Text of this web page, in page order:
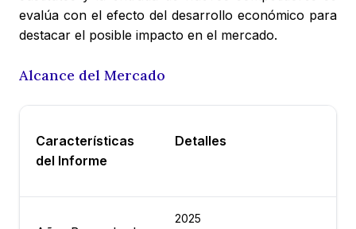
evalúa con el efecto del desarrollo económico para
destacar el posible impacto en el mercado.
Alcance del Mercado
Características
del Informe
Detalles
2025